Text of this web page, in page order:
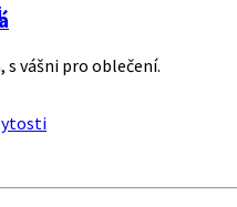
vášni pro oblečení.